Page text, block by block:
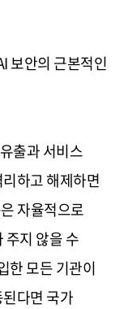
보안의 근본적인
출과 서비스
하고 해제하면
자율적으로
주지 않을 수
한 모든 기관이
다면 국가